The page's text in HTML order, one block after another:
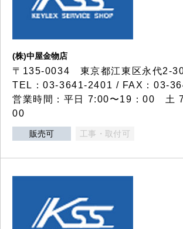
(株)中屋金物店
〒135-0034 東京都江東区永代2-
TEL：03-3641-2401 / FAX：03-
営業時間：平日 7:00〜19：00 土 7
00
販売可 工事・取付可